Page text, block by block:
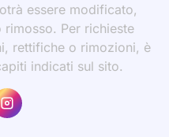
essere modificato,
Per richieste
rettifiche o rimozioni, è
indicati sul sito.